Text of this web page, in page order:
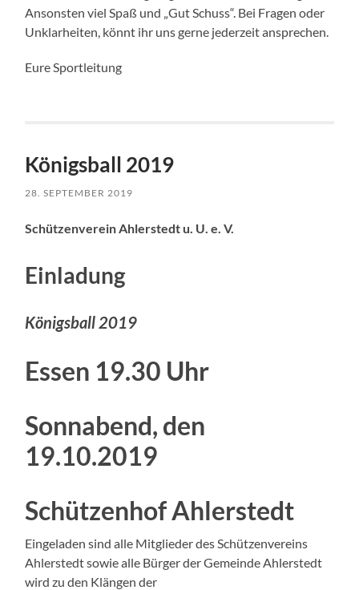
Ansonsten viel Spaß und „Gut Schuss“. Bei Fragen oder
Unklarheiten, könnt ihr uns gerne jederzeit ansprechen.
Eure Sportleitung
Königsball 2019
28. SEPTEMBER 2019
Schützenverein Ahlerstedt u. U. e. V.
Einladung
Königsball 2019
Essen 19.30 Uhr
Sonnabend, den
19.10.2019
Schützenhof Ahlerstedt
Eingeladen sind alle Mitglieder des Schützenvereins
Ahlerstedt sowie alle Bürger der Gemeinde Ahlerstedt
wird zu den Klängen der